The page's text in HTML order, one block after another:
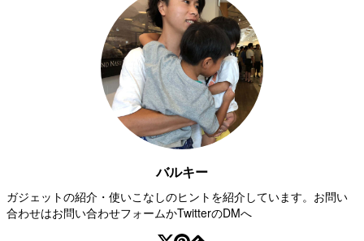
バルキー
ガジェットの紹介・使いこなしのヒントを紹介しています。お問い
合わせはお問い合わせフォームかTwitterのDMへ